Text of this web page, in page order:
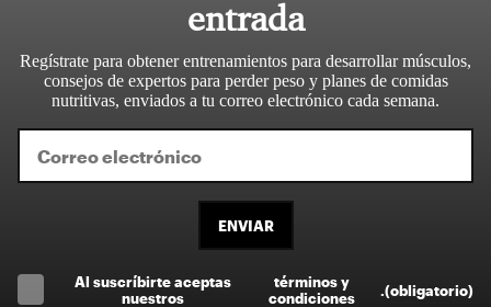
entrada
Regístrate para obtener entrenamientos para desarrollar músculos,
consejos de expertos para perder peso y planes de comidas
nutritivas, enviados a tu correo electrónico cada semana.
ENVIAR
Al suscríbirte aceptas
nuestros
términos y
condiciones
(obligatorio)